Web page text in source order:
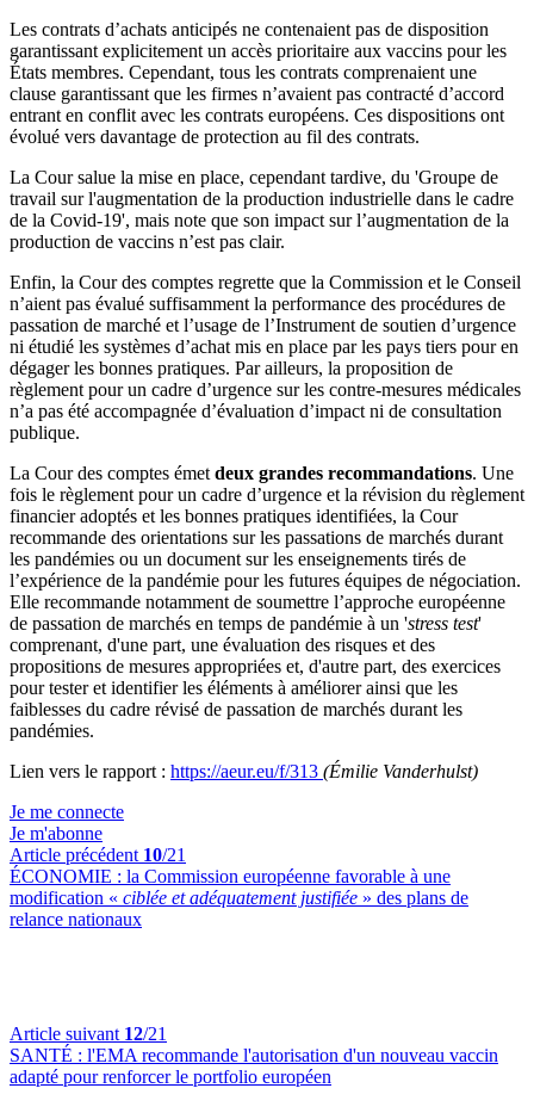
Les contrats d’achats anticipés ne contenaient pas de disposition
garantissant explicitement un accès prioritaire aux vaccins pour les
États membres. Cependant, tous les contrats comprenaient une
clause garantissant que les firmes n’avaient pas contracté d’accord
entrant en conflit avec les contrats européens. Ces dispositions ont
évolué vers davantage de protection au fil des contrats.
La Cour salue la mise en place, cependant tardive, du 'Groupe de
travail sur l'augmentation de la production industrielle dans le cadre
de la Covid-19', mais note que son impact sur l’augmentation de la
production de vaccins n’est pas clair.
Enfin, la Cour des comptes regrette que la Commission et le Conseil
n’aient pas évalué suffisamment la performance des procédures de
passation de marché et l’usage de l’Instrument de soutien d’urgence
ni étudié les systèmes d’achat mis en place par les pays tiers pour en
dégager les bonnes pratiques. Par ailleurs, la proposition de
règlement pour un cadre d’urgence sur les contre-mesures médicales
n’a pas été accompagnée d’évaluation d’impact ni de consultation
publique.
La Cour des comptes émet deux grandes recommandations. Une
fois le règlement pour un cadre d’urgence et la révision du règlement
financier adoptés et les bonnes pratiques identifiées, la Cour
recommande des orientations sur les passations de marchés durant
les pandémies ou un document sur les enseignements tirés de
l’expérience de la pandémie pour les futures équipes de négociation.
Elle recommande notamment de soumettre l’approche européenne
de passation de marchés en temps de pandémie à un 'stress test'
comprenant, d'une part, une évaluation des risques et des
propositions de mesures appropriées et, d'autre part, des exercices
pour tester et identifier les éléments à améliorer ainsi que les
faiblesses du cadre révisé de passation de marchés durant les
pandémies.
Lien vers le rapport : https://aeur.eu/f/313 (Émilie Vanderhulst)
Je me connecte
Je m'abonne
Article précédent 10/21
ÉCONOMIE : la Commission européenne favorable à une
modification « ciblée et adéquatement justifiée » des plans de
relance nationaux
Article suivant 12/21
SANTÉ : l'EMA recommande l'autorisation d'un nouveau vaccin
adapté pour renforcer le portfolio européen